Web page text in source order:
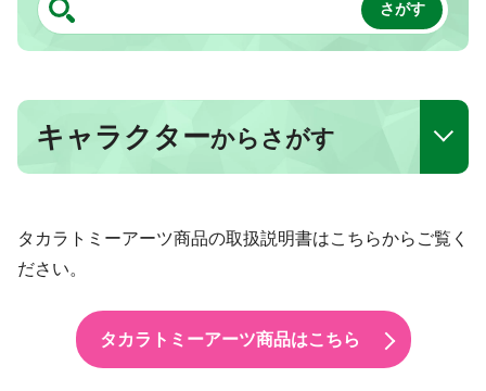
キャラクターからさがす
タカラトミーアーツ商品の取扱説明書はこちらからご覧く
ださい。
タカラトミーアーツ商品はこちら